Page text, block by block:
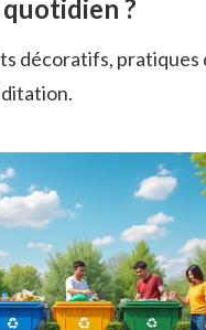
?
décoratifs, pratiques